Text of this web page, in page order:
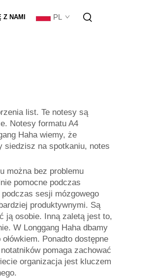
NAMI PL
list. Te notesy są
Notesy formatu A4
Haha wiemy, że
siedzisz na spotkaniu, notes
można bez problemu
pomocne podczas
sesji mózgowego
produktywnymi. Są
ją osobie. Inną zaletą jest to,
W Longgang Haha dbamy
Ponadto dostępne
pomaga zachować
organizacja jest kluczem